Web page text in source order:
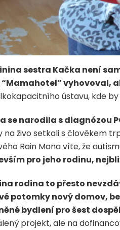
sestra Kačka není
vyhovoval,
ústavu, kde
se narodila s diagnózou
na živo setkali s člověkem
Rain Mana víte, že
pro jeho rodinu,
rodina to přesto
potomky nový domov,
bydlení pro šest
projekt, ale na